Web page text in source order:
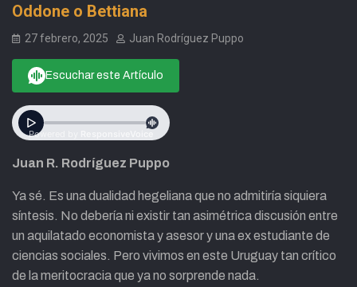
Oddone o Bettiana
27 febrero, 2025 Juan Rodríguez Puppo
Escuchar este Artículo
Juan R. Rodríguez Puppo
Ya sé. Es una dualidad hegeliana que no admitiría siquiera
síntesis. No debería ni existir tan asimétrica discusión entre
un aquilatado economista y asesor y una ex estudiante de
ciencias sociales. Pero vivimos en este Uruguay tan crítico
de la meritocracia que ya no sorprende nada.